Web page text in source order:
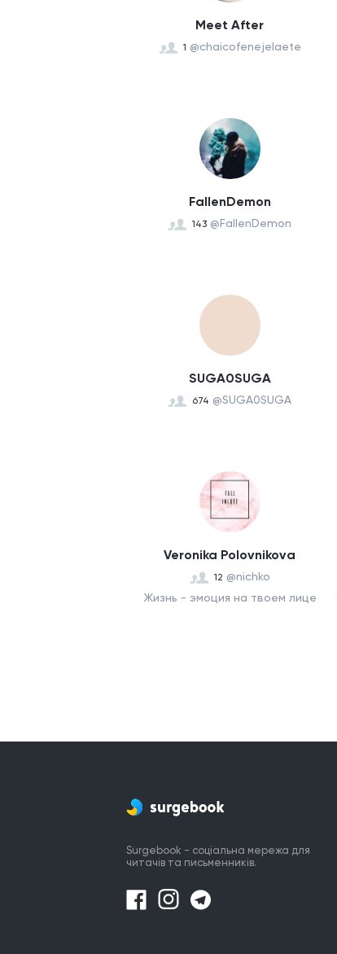
Meet After
1 @chaicofenejelaete
FallenDemon
143 @FallenDemon
SUGA0SUGA
674 @SUGA0SUGA
Veronika Polovnikova
12 @nichko
Жизнь - эмоция на твоем лице
Surgebook - соціальна мережа для
читачів та письменників.